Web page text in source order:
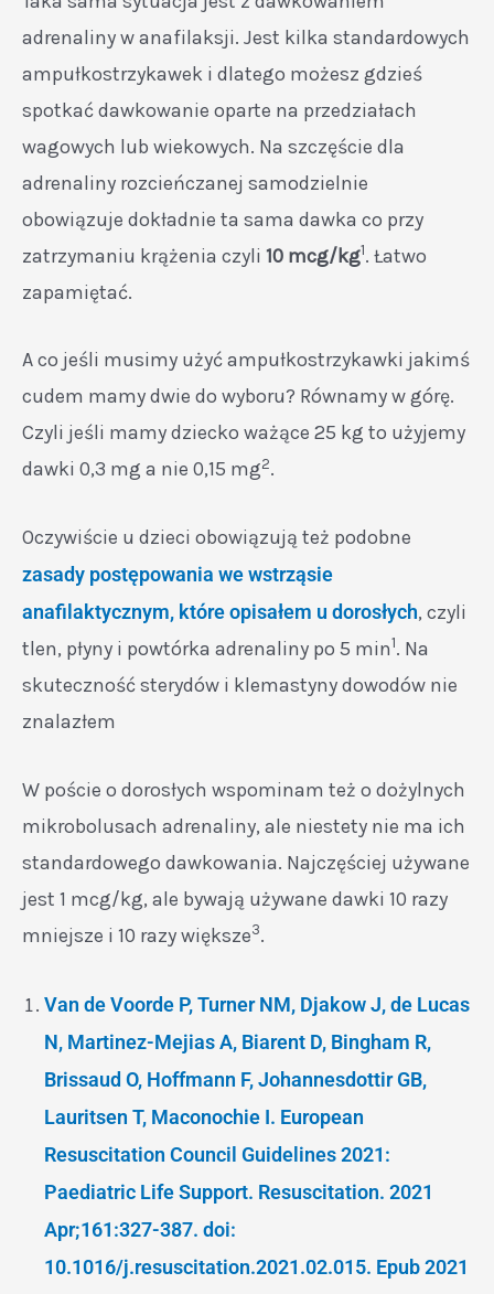
adrenaliny w anafilaksji. Jest kilka standardowych
ampułkostrzykawek i dlatego możesz gdzieś
spotkać dawkowanie oparte na przedziałach
wagowych lub wiekowych. Na szczęście dla
adrenaliny rozcieńczanej samodzielnie
obowiązuje dokładnie ta sama dawka co przy
zatrzymaniu krążenia czyli 10 mcg/kg1. Łatwo
zapamiętać.
A co jeśli musimy użyć ampułkostrzykawki jakimś
cudem mamy dwie do wyboru? Równamy w górę.
Czyli jeśli mamy dziecko ważące 25 kg to użyjemy
dawki 0,3 mg a nie 0,15 mg2.
Oczywiście u dzieci obowiązują też podobne
zasady postępowania we wstrząsie
anafilaktycznym, które opisałem u dorosłych, czyli
tlen, płyny i powtórka adrenaliny po 5 min1. Na
skuteczność sterydów i klemastyny dowodów nie
znalazłem
W poście o dorosłych wspominam też o dożylnych
mikrobolusach adrenaliny, ale niestety nie ma ich
standardowego dawkowania. Najczęściej używane
jest 1 mcg/kg, ale bywają używane dawki 10 razy
mniejsze i 10 razy większe3.
Van de Voorde P, Turner NM, Djakow J, de Lucas
N, Martinez-Mejias A, Biarent D, Bingham R,
Brissaud O, Hoffmann F, Johannesdottir GB,
Lauritsen T, Maconochie I. European
Resuscitation Council Guidelines 2021:
Paediatric Life Support. Resuscitation. 2021
Apr;161:327-387. doi:
10.1016/j.resuscitation.2021.02.015. Epub 2021